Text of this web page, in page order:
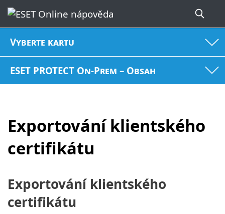
Vyberte kartu
ESET PROTECT On-Prem – Obsah
Exportování klientského
certifikátu
Exportování klientského
certifikátu